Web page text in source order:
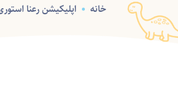
خانه اپلیکیشن رعنا